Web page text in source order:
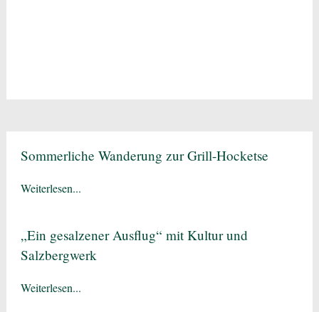
Sommerliche Wanderung zur Grill-Hocketse
Weiterlesen...
„Ein gesalzener Ausflug“ mit Kultur und
Salzbergwerk
Weiterlesen...